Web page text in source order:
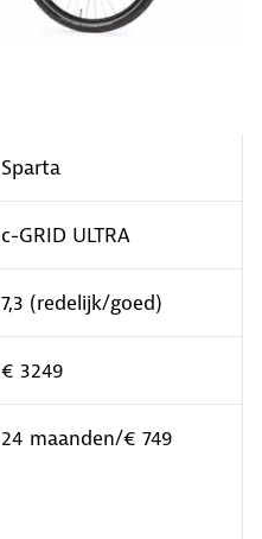
Sparta
c-GRID ULTRA
7,3 (redelijk/goed)
€ 3249
24 maanden/€ 749